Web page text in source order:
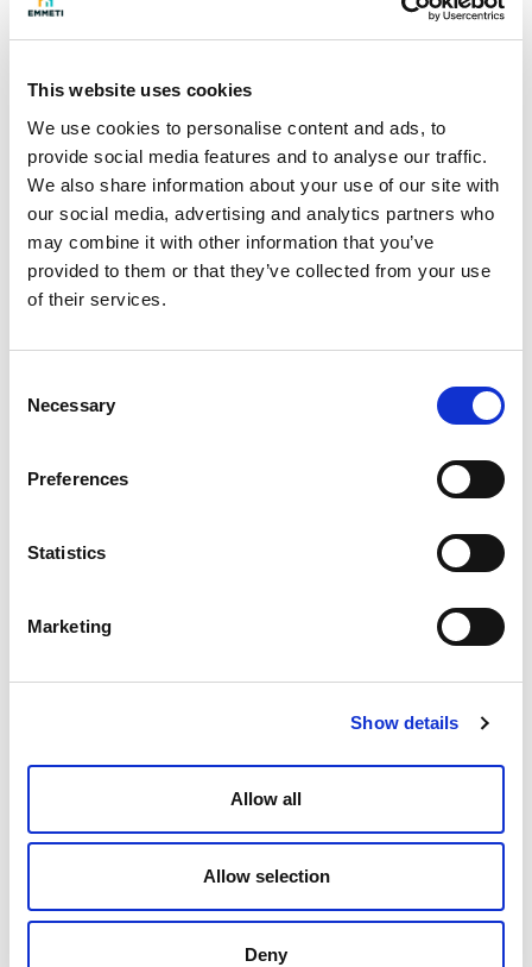
This website uses cookies
We use cookies to personalise content and ads, to
provide social media features and to analyse our traffic.
We also share information about your use of our site with
our social media, advertising and analytics partners who
may combine it with other information that you’ve
provided to them or that they’ve collected from your use
of their services.
Selection
Necessary
Preferences
Statistics
Marketing
Show details
Allow all
Allow selection
Deny
Da 5 negozi in classe G a 7 appartamenti in
classe A4 nZEB
Come progettare una casa a basso consumo?
Sistemi Emmeti: Proposte
a 360° per Soluzioni
Integrate e Affidabili
ambienti sani, confortevoli
dell’ambienteè la priorità di ogni progetto moderno.
Emmeti, forte di un know-how acquisito in quasi